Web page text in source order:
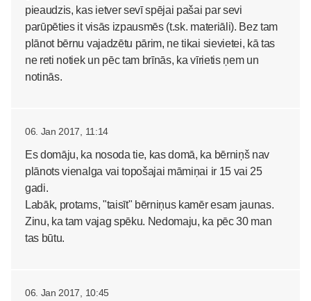
pieaudzis, kas ietver sevī spējai pašai par sevi
parūpēties it visās izpausmēs (t.sk. materiāli). Bez tam
plānot bērnu vajadzētu pārim, ne tikai sievietei, kā tas
ne reti notiek un pēc tam brīnās, ka vīrietis ņem un
notinās.
06. Jan 2017, 11:14
Es domāju, ka nosoda tie, kas domā, ka bērniņš nav
plānots vienalga vai topošajai māmiņai ir 15 vai 25
gadi.
Labāk, protams, "taisīt" bērniņus kamēr esam jaunas.
Zinu, ka tam vajag spēku. Nedomaju, ka pēc 30 man
tas būtu.
06. Jan 2017, 10:45